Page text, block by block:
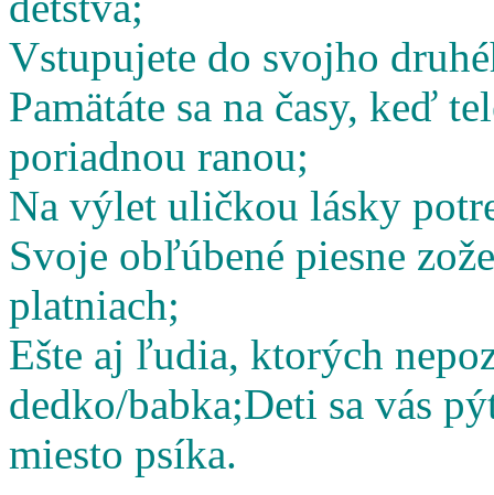
Vstupujete do svojho
Pamätáte sa na časy, keď
poriadnou ranou;
Na výlet uličkou lásky
Svoje obľúbené piesne
platniach;
Ešte aj ľudia, ktorých
dedko/babka;Deti sa vás
miesto psíka.